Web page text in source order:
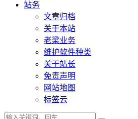
站务
文章归档
关于本站
老梁业务
维护软件种类
关于站长
免责声明
网站地图
标签云